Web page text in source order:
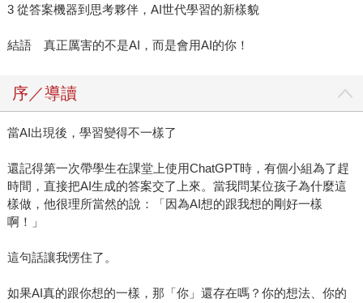
3 從答案機器到思考夥伴，AI世代學習的新樣貌
結語 真正厲害的不是AI，而是會用AI的你！
序／導讀
當AI出現後，學習變得不一樣了
還記得第一次帶學生在課堂上使用ChatGPT時，有個小組為了趕
時間，直接把AI生成的答案交了上來。當我問某位孩子為什麼這
樣做，他很理所當然的說：「因為AI想的跟我想的剛好一樣
啊！」
這句話讓我愣住了。
如果AI真的跟你想的一樣，那「你」還存在嗎？你的想法、你的